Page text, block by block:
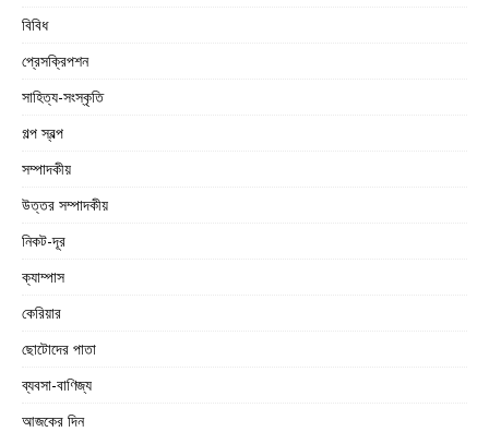
বিবিধ
প্রেসক্রিপশন
সাহিত্য-সংস্কৃতি
গল্প স্বল্প
সম্পাদকীয়
উত্তর সম্পাদকীয়
নিকট-দূর
ক্যাম্পাস
কেরিয়ার
ছোটোদের পাতা
ব্যবসা-বাণিজ্য
আজকের দিন